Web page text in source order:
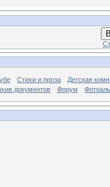
Стихи и проза
Детская
документов Форум